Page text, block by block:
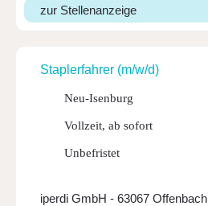
zur Stellenanzeige
Stap­ler­fahrer (m/w/d)
Neu-Isenburg
Vollzeit, ab sofort
Unbefristet
iperdi GmbH - 63067 Offenbach